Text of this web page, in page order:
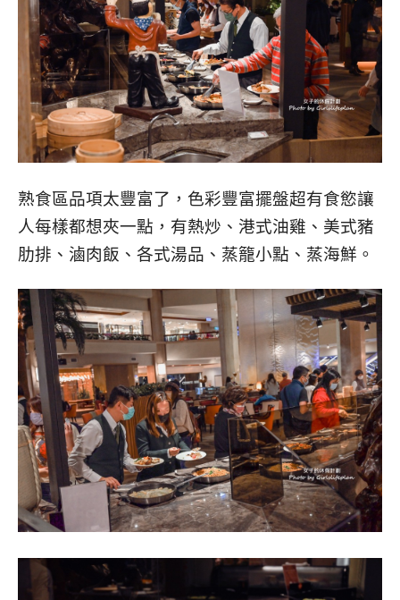
熟食區品項太豐富了，色彩豐富擺盤超有食慾讓
人每樣都想夾一點，有熱炒、港式油雞、美式豬
肋排、滷肉飯、各式湯品、蒸籠小點、蒸海鮮。